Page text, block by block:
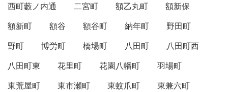
西町藪ノ内通
二宮町 額乙丸町
額新保
額新町
額谷 額谷町 納年町
野田町
野町
博労町 橋場町 八田町
八田町西
八田町東
花里町 花園八幡町
羽場町
東荒屋町
東市瀬町 東蚊爪町
東兼六町